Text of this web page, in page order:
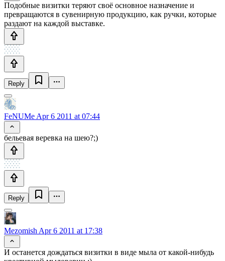
Подобные визитки теряют своё основное назначение и
превращаются в сувенирную продукцию, как ручки, которые
раздают на каждой выставке.
Reply
FeNUMe Apr 6 2011 at 07:44
бельевая веревка на шею?;)
Reply
Mezomish Apr 6 2011 at 17:38
И останется дождаться визитки в виде мыла от какой-нибудь